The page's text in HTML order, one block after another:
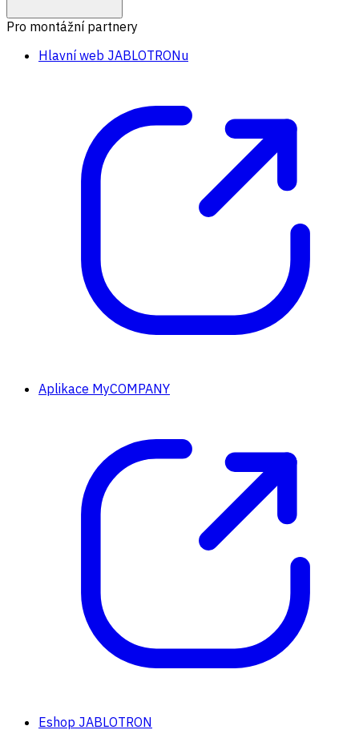
Pro montážní partnery
Hlavní web JABLOTRONu
Aplikace MyCOMPANY
Eshop JABLOTRON